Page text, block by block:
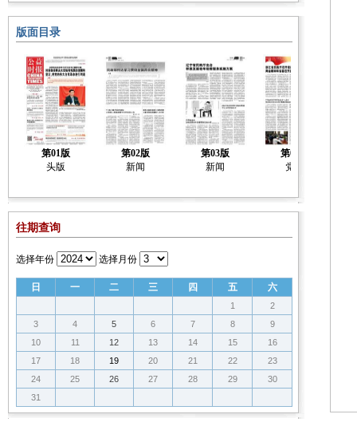
版面目录
第01版
头版
第02版
新闻
第03版
新闻
第04版
党建
往期查询
选择年份 选择月份
日 一 二 三 四 五 六
1
2
3
4 5 6 7 8
9
10
11 12 13 14 15
16
17
18 19 20 21 22
23
24
25 26 27 28 29
30
31